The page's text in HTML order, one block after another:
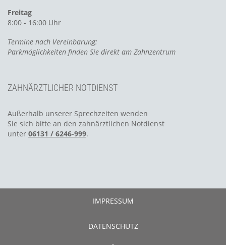
Freitag
8:00 - 16:00 Uhr
Termine nach Vereinbarung:
Parkmöglichkeiten finden Sie direkt am Zahnzentrum
ZAHNÄRZTLICHER NOTDIENST
Außerhalb unserer Sprechzeiten wenden
Sie sich bitte an den zahnärztlichen Notdienst
unter 06131 / 6246-999.
IMPRESSUM
DATENSCHUTZ